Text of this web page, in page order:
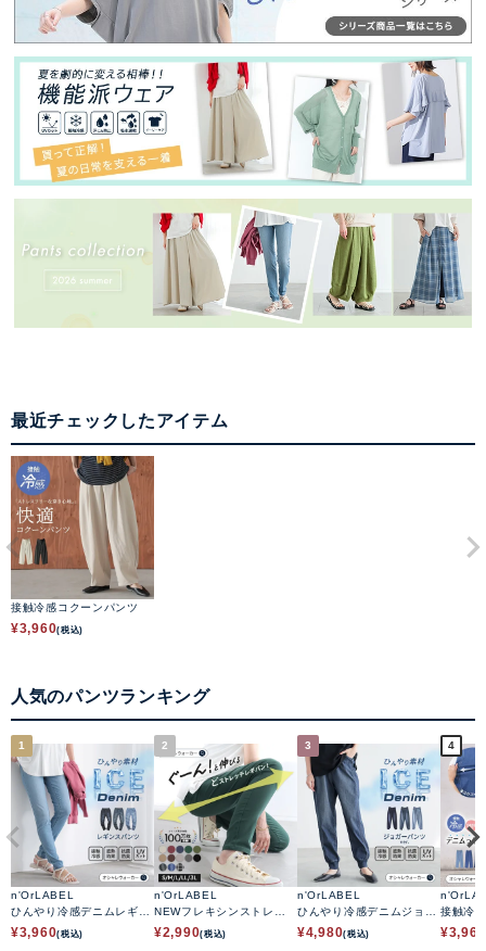
最近チェックしたアイテム
接触冷感コクーンパンツ
¥3,960(税込)
人気のパンツランキング
1
n'OrLABEL
ひんやり冷感デニムレギパ
ン
¥3,960(税込)
2
n'OrLABEL
NEWフレキシンストレッ
チレギパン
¥2,990(税込)
3
n'OrLABEL
ひんやり冷感デニムジョガ
ーパンツ
¥4,980(税込)
4
接触冷
テーパ
¥3,960